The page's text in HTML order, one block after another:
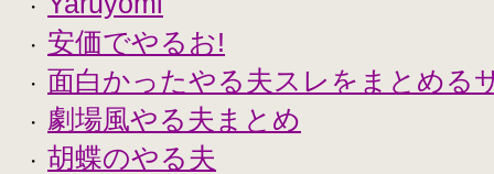
・
・ 安価でやるお!
・ 面白かったやる夫スレをまとめる
・ 劇場風やる夫まとめ
・ 胡蝶のやる夫